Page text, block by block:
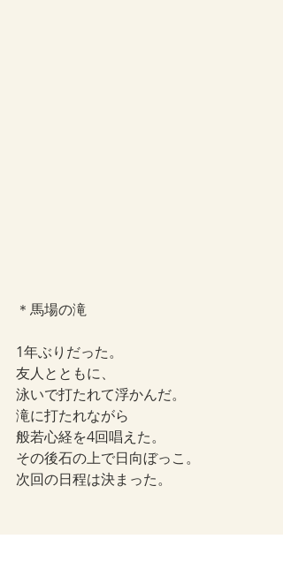
＊馬場の滝
1年ぶりだった。
友人とともに、
泳いで打たれて浮かんだ。
滝に打たれながら
般若心経を4回唱えた。
その後石の上で日向ぼっこ。
次回の日程は決まった。